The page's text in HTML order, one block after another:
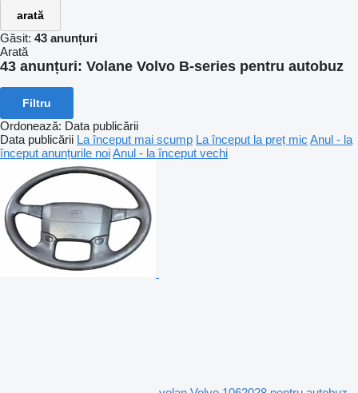
arată
Găsit: 43 anunțuri
Arată
43 anunțuri: Volane Volvo B-series pentru autobuz
Filtru
Ordonează: Data publicării
Data publicării La început mai scump La început la preț mic Anul - la
început anunțurile noiAnul - la început vechi